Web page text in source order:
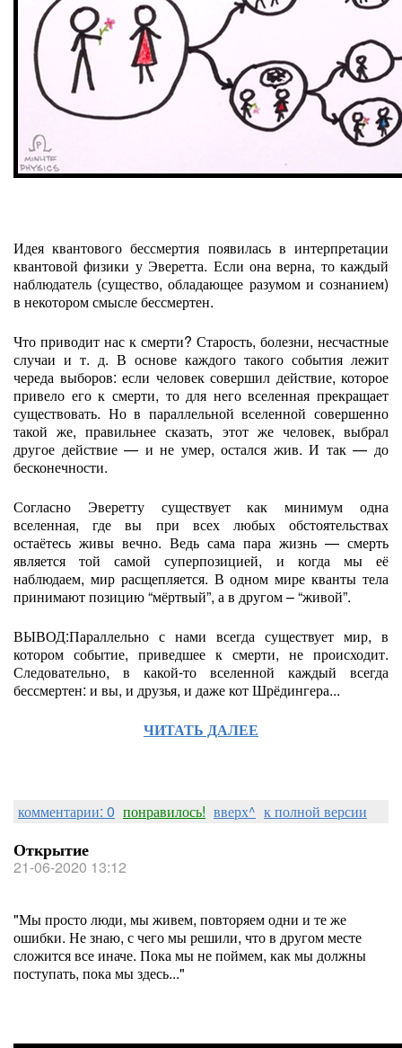
Идея квантового бессмертия появилась в интерпретации
квантовой физики у Эверетта. Если она верна, то каждый
наблюдатель (существо, обладающее разумом и сознанием)
в некотором смысле бессмертен.
Что приводит нас к смерти? Старость, болезни, несчастные
случаи и т. д. В основе каждого такого события лежит
череда выборов: если человек совершил действие, которое
привело его к смерти, то для него вселенная прекращает
существовать. Но в параллельной вселенной совершенно
такой же, правильнее сказать, этот же человек, выбрал
другое действие — и не умер, остался жив. И так — до
бесконечности.
Согласно Эверетту существует как минимум одна
вселенная, где вы при всех любых обстоятельствах
остаётесь живы вечно. Ведь сама пара жизнь — смерть
является той самой суперпозицией, и когда мы её
наблюдаем, мир расщепляется. В одном мире кванты тела
принимают позицию “мёртвый”, а в другом – “живой”.
ВЫВОД:Параллельно с нами всегда существует мир, в
котором событие, приведшее к смерти, не происходит.
Следовательно, в какой-то вселенной каждый всегда
бессмертен: и вы, и друзья, и даже кот Шрёдингера...
ЧИТАТЬ ДАЛЕЕ
комментарии: 0 понравилось! вверх^ к полной версии
Открытие
21-06-2020 13:12
"Мы просто люди, мы живем, повторяем одни и те же
ошибки. Не знаю, с чего мы решили, что в другом месте
сложится все иначе. Пока мы не поймем, как мы должны
поступать, пока мы здесь..."